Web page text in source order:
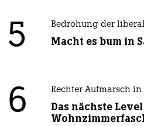
5 Bedrohung der
Macht es bum in
6 Rechter Aufmarsch in
Das nächste Level